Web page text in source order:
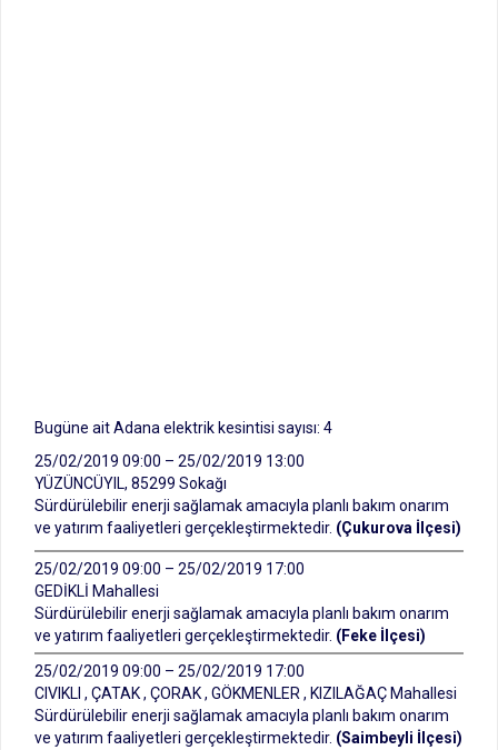
Bugüne ait Adana elektrik kesintisi sayısı: 4
25/02/2019 09:00 – 25/02/2019 13:00
YÜZÜNCÜYIL, 85299 Sokağı
Sürdürülebilir enerji sağlamak amacıyla planlı bakım onarım
ve yatırım faaliyetleri gerçekleştirmektedir. (Çukurova İlçesi)
25/02/2019 09:00 – 25/02/2019 17:00
GEDİKLİ Mahallesi
Sürdürülebilir enerji sağlamak amacıyla planlı bakım onarım
ve yatırım faaliyetleri gerçekleştirmektedir. (Feke İlçesi)
25/02/2019 09:00 – 25/02/2019 17:00
CIVIKLI , ÇATAK , ÇORAK , GÖKMENLER , KIZILAĞAÇ Mahallesi
Sürdürülebilir enerji sağlamak amacıyla planlı bakım onarım
ve yatırım faaliyetleri gerçekleştirmektedir. (Saimbeyli İlçesi)